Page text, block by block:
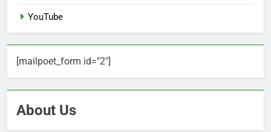
YouTube
[mailpoet_form id="2"]
About Us